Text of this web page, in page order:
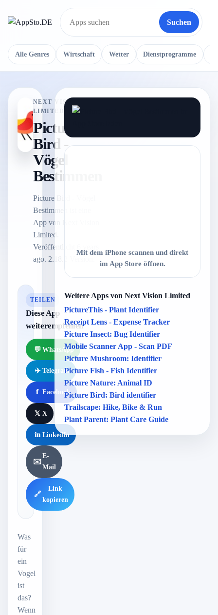
Suche
Suchen
Alle Genres Wirtschaft Wetter Dienstprogramme
NEXT VISION
LIMITED
Picture
Bird -
Vögel
Bestimmen
Picture Bird - Vögel
Bestimmen ist eine
App von Next Vision
Limited.
Veröffentlicht 6 years
ago. 2.18.2 Version.
TEILEN
Diese App
weiterempfehlen
💬 WhatsApp
✈️ Telegram
f Facebook
𝕏 X
in LinkedIn
✉️
E-
Mail
🔗
Link
kopieren
Was
für
ein
Vogel
ist
das?
Wenn
Mit dem iPhone scannen und direkt
im App Store öffnen.
Weitere Apps von Next Vision Limited
PictureThis - Plant Identifier
Receipt Lens - Expense Tracker
Picture Insect: Bug Identifier
Mobile Scanner App - Scan PDF
Picture Mushroom: Identifier
Picture Fish - Fish Identifier
Picture Nature: Animal ID
Picture Bird: Bird identifier
Trailscape: Hike, Bike & Run
Plant Parent: Plant Care Guide